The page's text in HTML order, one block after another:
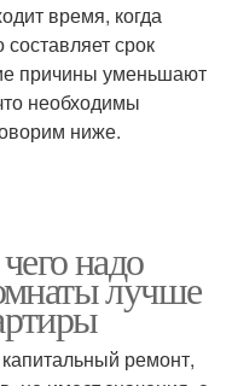
время, когда
срок
причины уменьшают
необходимы
ниже.
надо
лучше
ремонт,